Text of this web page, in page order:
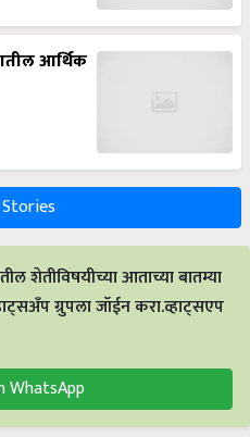
शेतीविषयीच्या आताच्या बातम्या
ग्रुपला जॉईन करा.व्हाट्सएप
WhatsApp